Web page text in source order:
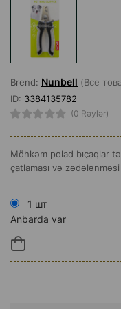
Brend: Nunbell (Все
ID: 3384135782
(0 Rəylər)
Möhkəm polad bıçaqlar
çatlaması və
1 шт
Anbarda var